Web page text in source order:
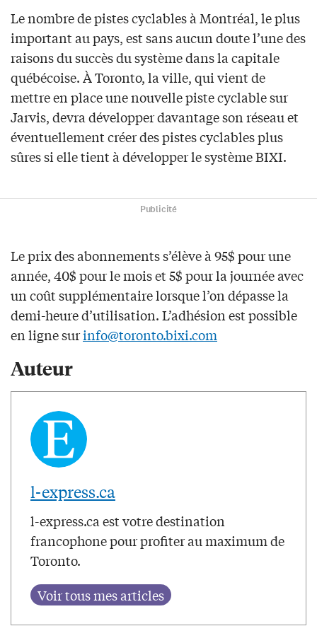
Le nombre de pistes cyclables à Montréal, le plus
important au pays, est sans aucun doute l’une des
raisons du succès du système dans la capitale
québécoise. À Toronto, la ville, qui vient de
mettre en place une nouvelle piste cyclable sur
Jarvis, devra développer davantage son réseau et
éventuellement créer des pistes cyclables plus
sûres si elle tient à développer le système BIXI.
Publicité
Le prix des abonnements s’élève à 95$ pour une
année, 40$ pour le mois et 5$ pour la journée avec
un coût supplémentaire lorsque l’on dépasse la
demi-heure d’utilisation. L’adhésion est possible
en ligne surinfo@toronto.bixi.com
Auteur
l-express.ca
l-express.ca est votre destination
francophone pour profiter au maximum de
Toronto.